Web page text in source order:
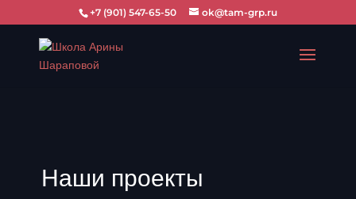
+7 (901) 547-65-50 ok@tam-grp.ru
Наши проекты